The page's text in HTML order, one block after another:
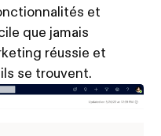
et
que jamais
réussie et
se trouvent.